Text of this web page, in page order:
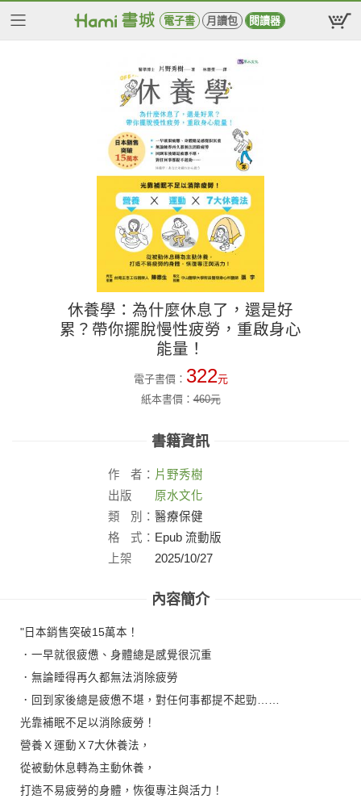
電子書 月讀包 閱讀器
休養學：為什麼休息了，還是好
累？帶你擺脫慢性疲勞，重啟身心
能量！
電子書價： 322元
紙本書價：460元
書籍資訊
作 者： 片野秀樹
出版
社：
原水文化
類
別： 醫療保健
格
式： Epub 流動版
上架
2025/10/27
內容簡介
"日本銷售突破15萬本！
．一早就很疲憊、身體總是感覺很沉重
．無論睡得再久都無法消除疲勞
．回到家後總是疲憊不堪，對任何事都提不起勁……
光靠補眠不足以消除疲勞！
營養Ｘ運動Ｘ7大休養法，
從被動休息轉為主動休養，
打造不易疲勞的身體，恢復專注與活力！